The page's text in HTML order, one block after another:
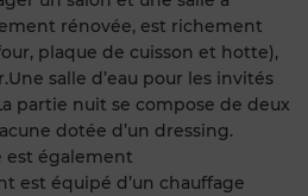
rénovée, est richement
plaque de cuisson et hotte),
salle d’eau pour les invités
partie nuit se compose de deux
dotée d’un dressing.
est également
est équipé d’un chauffage